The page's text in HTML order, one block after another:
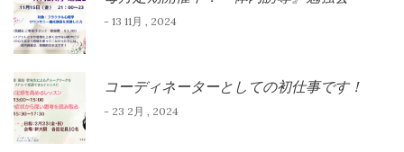
- 13 11月 , 2024
コーディネーターとしての初仕事です！
- 23 2月 , 2024